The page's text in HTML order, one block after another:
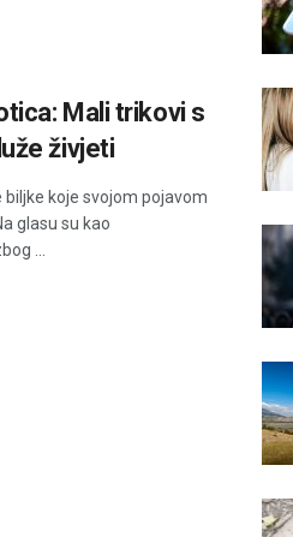
Mali trikovi s
živjeti
koje svojom pojavom
glasu su kao
...